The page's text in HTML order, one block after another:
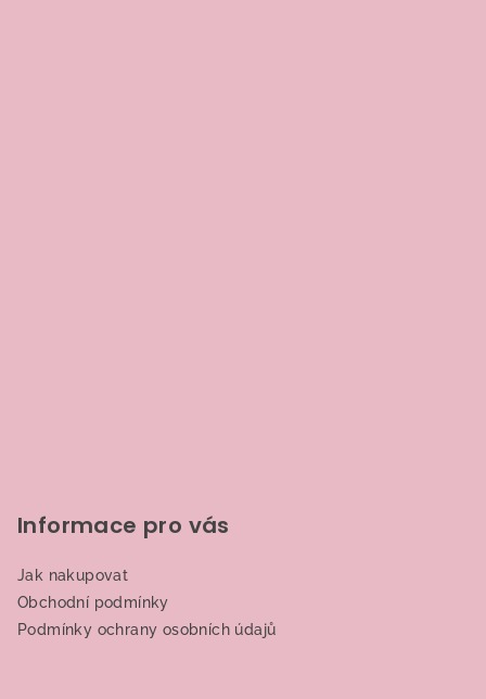
Informace pro vás
Jak nakupovat
Obchodní podmínky
Podmínky ochrany osobních údajů